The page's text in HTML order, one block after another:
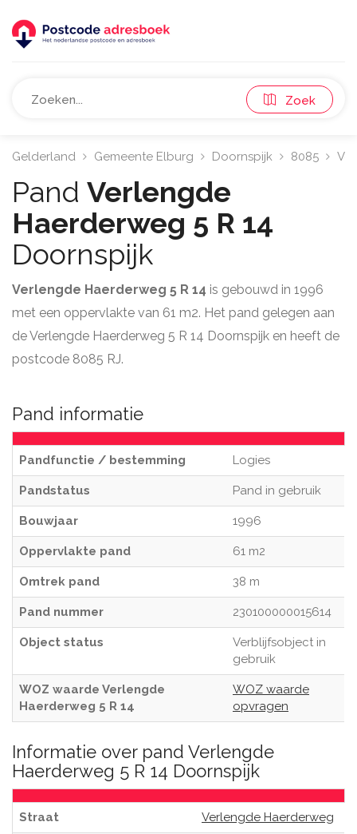
Zoek
Gelderland Gemeente Elburg Doornspijk 8085
Pand Verlengde
Haerderweg 5 R 14
Doornspijk
Verlengde Haerderweg 5 R 14 is gebouwd in 1996
met een oppervlakte van 61 m2. Het pand gelegen aan
de Verlengde Haerderweg 5 R 14 Doornspijk en heeft de
postcode 8085 RJ.
Pand informatie
Pandfunctie / bestemming Logies
Pandstatus Pand in gebruik
Bouwjaar 1996
Oppervlakte pand 61 m2
Omtrek pand 38 m
Pand nummer 230100000015614
Object status
Verblijfsobject in
gebruik
WOZ waarde Verlengde
Haerderweg 5 R 14
WOZ waarde
opvragen
Informatie over pand Verlengde
Haerderweg 5 R 14 Doornspijk
Straat Verlengde Haerderweg